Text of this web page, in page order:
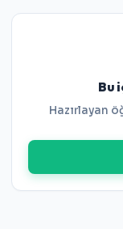
Bu
Hazırlayan